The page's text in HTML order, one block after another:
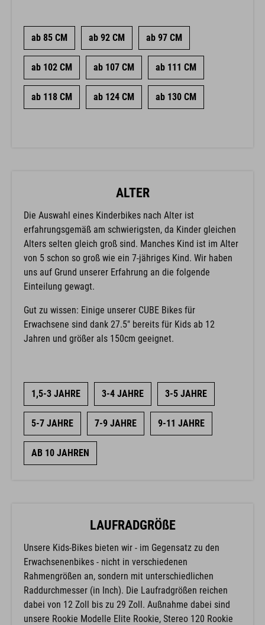
ab 85 CM ab 92 CM ab 97 CM
ab 102 CM ab 107 CM ab 111 CM
ab 118 CM ab 124 CM ab 130 CM
ALTER
Die Auswahl eines Kinderbikes nach Alter ist
erfahrungsgemäß am schwierigsten, da Kinder gleichen
Alters selten gleich groß sind. Manches Kind ist im Alter
von 5 schon so groß wie ein 7-jähriges Kind. Wir haben
uns auf Grund unserer Erfahrung an die folgende
Einteilung gewagt.
Gut zu wissen: Einige unserer CUBE Bikes für
Erwachsene sind dank 27.5" bereits für Kids ab 12
Jahren und größer als 150cm geeignet.
1,5-3 JAHRE 3-4 JAHRE 3-5 JAHRE
5-7 JAHRE 7-9 JAHRE 9-11 JAHRE
AB 10 JAHREN
LAUFRADGRÖßE
Unsere Kids-Bikes bieten wir - im Gegensatz zu den
Erwachsenenbikes - nicht in verschiedenen
Rahmengrößen an, sondern mit unterschiedlichen
Raddurchmesser (in Inch). Die Laufradgrößen reichen
dabei von 12 Zoll bis zu 29 Zoll. Außnahme dabei sind
unsere Rookie Modelle Elite Rookie, Stereo 120 Rookie